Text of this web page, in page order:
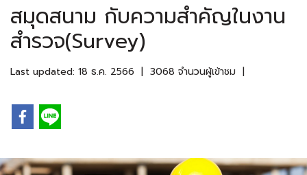
สมุดสนาม กับความสำคัญในงาน
สำรวจ(Survey)
Last updated: 18 ธ.ค. 2566 | 3068 จำนวนผู้เข้าชม |